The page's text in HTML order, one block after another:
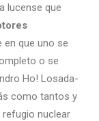
lucense que
en que uno se
o se
Ho! Losada-
como tantos y
nuclear